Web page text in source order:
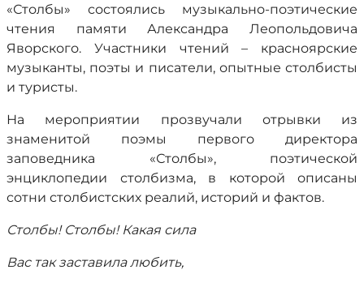
«Столбы» состоялись музыкально-поэтические
чтения памяти Александра Леопольдовича
Яворского. Участники чтений – красноярские
музыканты, поэты и писатели, опытные столбисты
и туристы.
На мероприятии прозвучали отрывки из
знаменитой поэмы первого директора
заповедника «Столбы», поэтической
энциклопедии столбизма, в которой описаны
сотни столбистских реалий, историй и фактов.
Столбы! Столбы! Какая сила
Вас так заставила любить,